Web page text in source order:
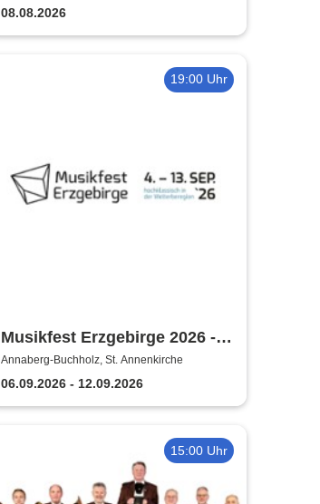
Hamburg
08.08.2026
19:00 Uhr
Musikfest Erzgebirge 2026 -
KlangWelten
Annaberg-Buchholz, St. Annenkirche
06.09.2026 - 12.09.2026
15:00 Uhr